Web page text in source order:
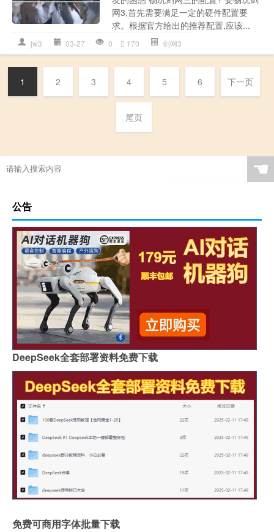
网3,首先需要满足一定的硬件配置要
求。根据官方给出的推荐配置,应该...
jw3 03-27 0 170 剑网3
1 2 3 4 5 6 下一页
尾页
☚
公告
DeepSeek全套部署资料免费下载
免费可商用字体批量下载